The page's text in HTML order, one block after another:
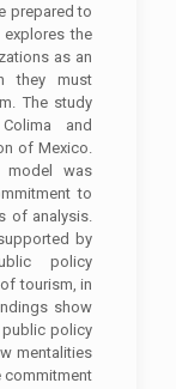
prepared to
the
as an
they must
The study
and
of Mexico.
was
to
of analysis.
by
policy
tourism, in
show
policy
mentalities
commitment